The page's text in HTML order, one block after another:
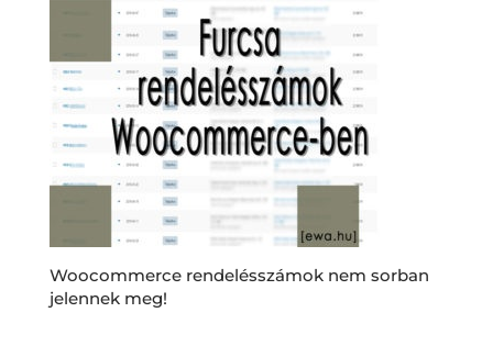
Woocommerce rendelésszámok nem sorban
jelennek meg!